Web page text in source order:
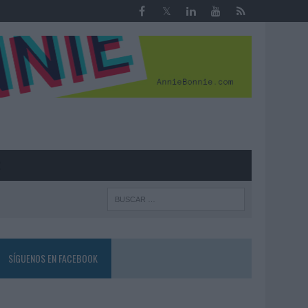
SÍGUENOS EN FACEBOOK